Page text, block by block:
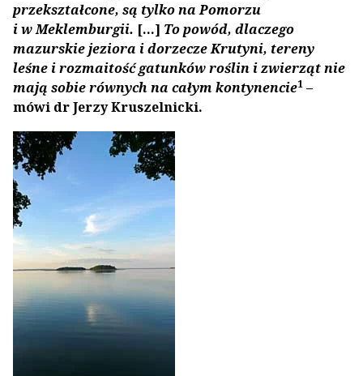
przekształcone, są tylko na Pomorzu
i w Meklemburgii. […] To powód, dlaczego
mazurskie jeziora i dorzecze Krutyni, tereny
leśne i rozmaitość gatunków roślin i zwierząt nie
mają sobie równych na całym kontynencie1 –
mówi dr Jerzy Kruszelnicki.